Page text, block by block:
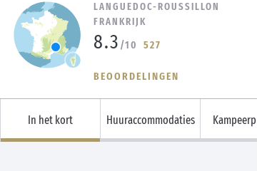
LANGUEDOC-ROUSSILLON
FRANKRIJK
8.3 /10 527
BEOORDELINGEN
In het kort Huuraccommodaties